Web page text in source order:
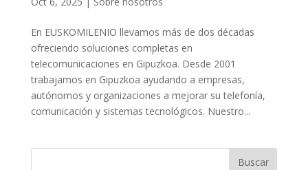
En EUSKOMILENIO llevamos más de dos décadas
ofreciendo soluciones completas en
telecomunicaciones en Gipuzkoa. Desde 2001
trabajamos en Gipuzkoa ayudando a empresas,
autónomos y organizaciones a mejorar su telefonía,
comunicación y sistemas tecnológicos. Nuestro...